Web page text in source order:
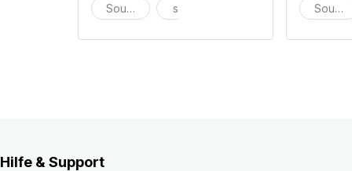
Soundeffektescheitern
Hilfe & Support